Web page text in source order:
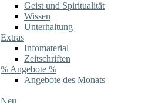
Geist und Spiritualität
Wissen
Unterhaltung
Extras
Infomaterial
Zeitschriften
% Angebote %
Angebote des Monats
Neu